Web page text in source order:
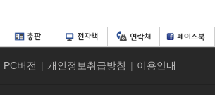
PC버전 | 개인정보취급방침 | 이용안내